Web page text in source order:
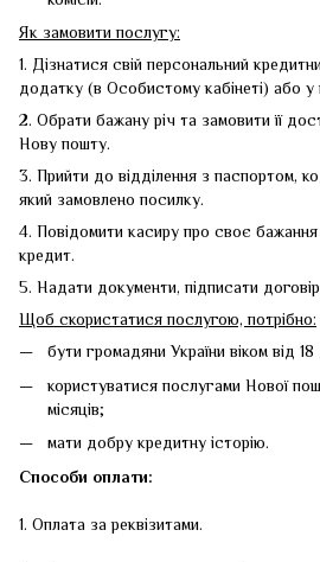
Як замовити послугу:
1. Дізнатися свій персональний
додатку (в Особистому кабінеті) або у
2. Обрати бажану річ та замовити її
Нову пошту.
3. Прийти до відділення з паспортом,
який замовлено посилку.
4. Повідомити касиру про своє
кредит.
5. Надати документи, підписати
Щоб скористатися послугою, потрібно:
бути громадяни України віком від
користуватися послугами Нової
місяців;
мати добру кредитну історію.
Способи оплати:
1. Оплата за реквізитами.